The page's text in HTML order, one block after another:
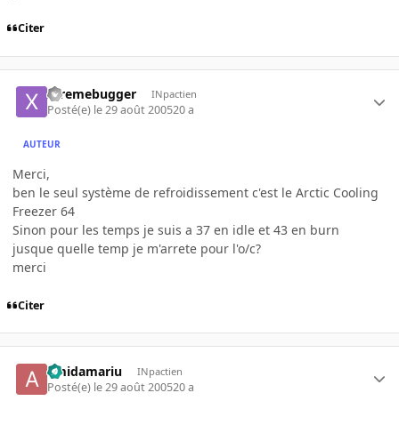
Citer
xtremebugger INpactien
Posté(e) le 29 août 200520 a
AUTEUR
Merci,
ben le seul système de refroidissement c'est le Arctic Cooling
Freezer 64
Sinon pour les temps je suis a 37 en idle et 43 en burn
jusque quelle temp je m'arrete pour l'o/c?
merci
Citer
amidamariu INpactien
Posté(e) le 29 août 200520 a